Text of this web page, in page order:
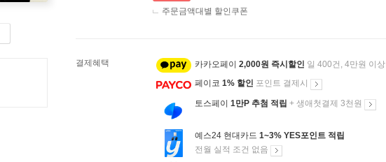
주문금액대별 할인쿠폰
결제혜택 카카오페이 2,000원 즉시할인 일 400건, 4만원 이상
페이코 1% 할인 포인트 결제시
토스페이 1만P 추첨 적립 + 생애첫결제 3천원
예스24 현대카드 1~3% YES포인트 적립
전월 실적 조건 없음